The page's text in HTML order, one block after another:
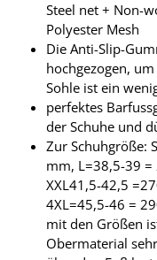
Steel net + Non-
Polyester Mesh
Die Anti-Slip-
hochgezogen,
Sohle ist ein
perfektes
der Schuhe und
Zur Schuhgröße:
mm, L=38,5-39
XXL41,5-42,5
4XL=45,5-46 =
mit den Größen
Obermaterial